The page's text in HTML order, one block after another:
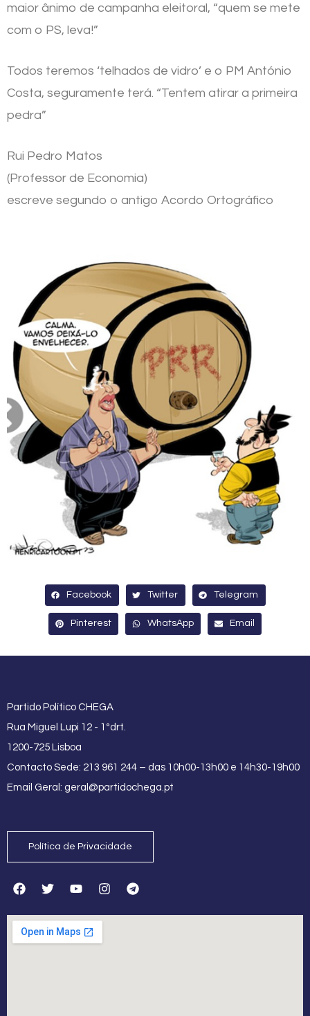
maior ânimo de campanha eleitoral, “quem se mete
com o PS, leva!”
Todos teremos ‘telhados de vidro’ e o PM António
Costa, seguramente terá. “Tentem atirar a primeira
pedra”
Rui Pedro Matos
(Professor de Economia)
escreve segundo o antigo Acordo Ortográfico
Facebook Twitter Telegram
Pinterest WhatsApp Email
Partido Político CHEGA
Rua Miguel Lupi 12 - 1ºdrt.
1200-725 Lisboa
Contacto Sede: 213 961 244 – das 10h00-13h00 e 14h30-19h00
Email Geral: geral@partidochega.pt
Política de Privacidade